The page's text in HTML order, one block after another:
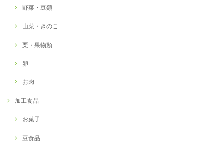
野菜・豆類
山菜・きのこ
栗・果物類
卵
お肉
加工食品
お菓子
豆食品